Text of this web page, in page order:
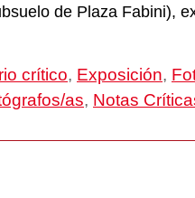
de Plaza Fabini),
crítico, Exposición,
as, Notas